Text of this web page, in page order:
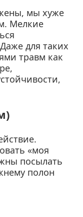
мы хуже
Мелкие
для таких
травм как
«моя
посылать
полон